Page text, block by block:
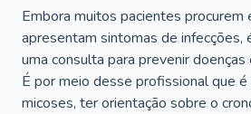
Embora muitos pacientes procurem
apresentam sintomas de infecções,
uma consulta para prevenir
É por meio desse profissional que
micoses, ter orientação sobre o